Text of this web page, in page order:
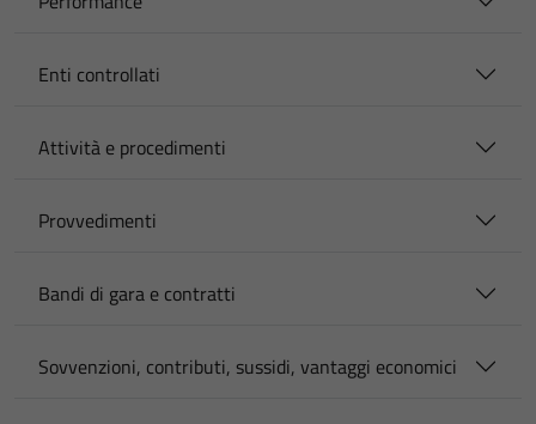
Enti controllati
Attività e procedimenti
Provvedimenti
Bandi di gara e contratti
Sovvenzioni, contributi, sussidi, vantaggi economici